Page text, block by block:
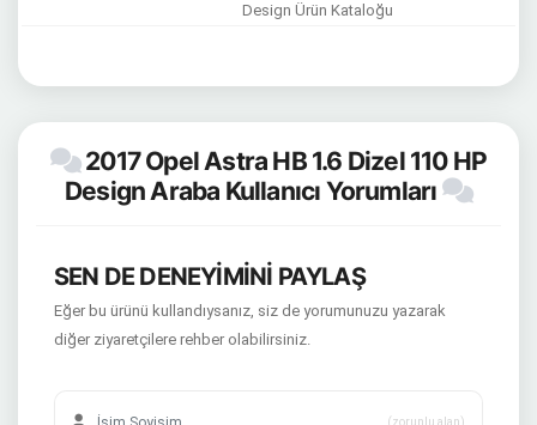
Design Ürün Kataloğu
2017 Opel Astra HB 1.6 Dizel 110 HP
Design Araba Kullanıcı Yorumları
SEN DE DENEYİMİNİ PAYLAŞ
Eğer bu ürünü kullandıysanız, siz de yorumunuzu yazarak
diğer ziyaretçilere rehber olabilirsiniz.
(zorunlu alan)